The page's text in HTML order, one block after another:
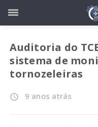
Auditoria do
sistema de
tornozeleiras
access_time 9 anos atrás